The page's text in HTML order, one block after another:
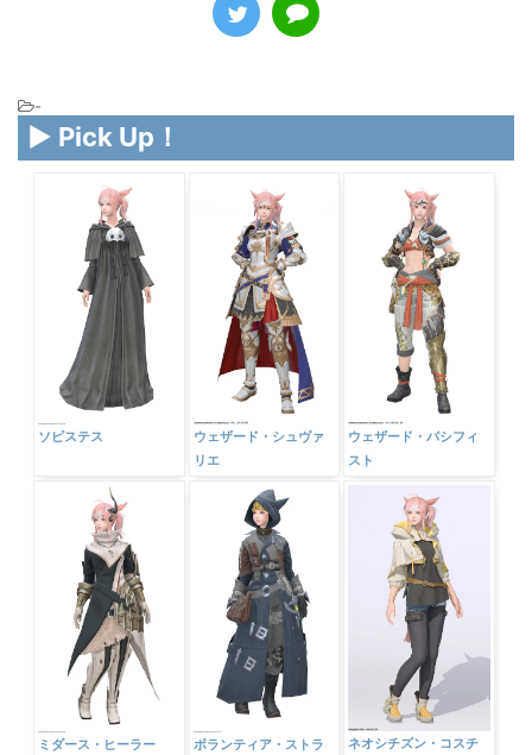
-
▶ Pick Up！
ソピステス
ウェザード・シュヴァ
リエ
ウェザード・パシフィ
スト
ミダース・ヒーラー
ボランティア・ストラ
ネオシチズン・コスチ